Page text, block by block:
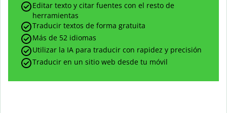
Editar texto y citar fuentes con el resto de
herramientas
Traducir textos de forma gratuita
Más de 52 idiomas
Utilizar la IA para traducir con rapidez y precisión
Traducir en un sitio web desde tu móvil